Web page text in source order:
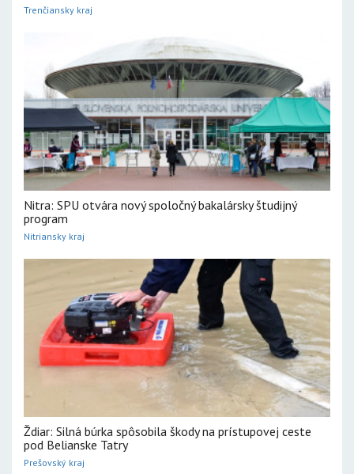
Trenčiansky kraj
Nitra: SPU otvára nový spoločný bakalársky študijný
program
Nitriansky kraj
Ždiar: Silná búrka spôsobila škody na prístupovej ceste
pod Belianske Tatry
Prešovský kraj